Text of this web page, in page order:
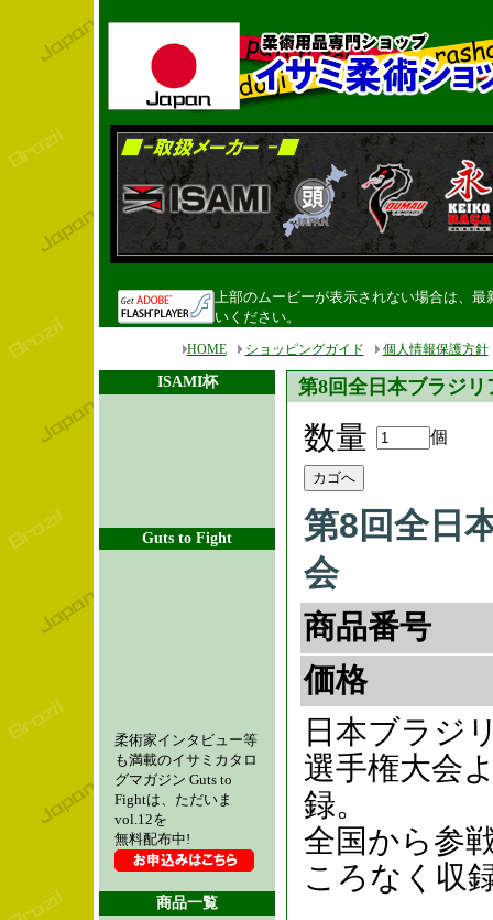
上部のムービーが表示されない場合は、最
いください。
HOME ショッピングガイド 個人情報保護方針
ISAMI杯
Guts to Fight
柔術家インタビュー等
も満載のイサミカタロ
グマガジン Guts to
Fightは、ただいま
vol.12を
無料配布中!
商品一覧
第8回全日本ブラジ
数量 個
第8回全日
会
商品番号
価格
日本ブラジ
選手権大会
録。
全国から参
ころなく収